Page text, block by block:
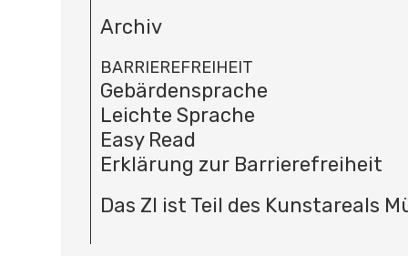
Archiv
BARRIEREFREIHEIT
Gebärdensprache
Leichte Sprache
Easy Read
Erklärung zur Barrierefreiheit
Das ZI ist Teil des Kunstareals